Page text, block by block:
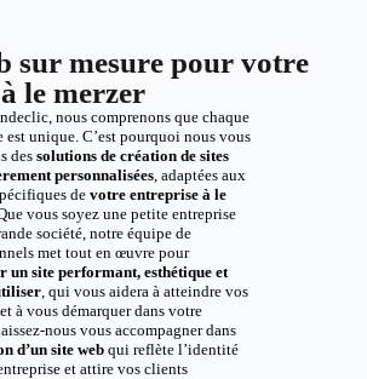
sur mesure pour votre
le merzer
nous comprenons que chaque
est unique. C’est pourquoi nous vous
dessolutions de création de sites
personnalisées, adaptées aux
devotre entreprise à le
vous soyez une petite entreprise
société, notre équipe de
met tout en œuvre pour
un site performant, esthétique et
, qui vous aidera à atteindre vos
à vous démarquer dans votre
nous vous accompagner dans
d’un site webqui reflète l’identité
et attire vos clients